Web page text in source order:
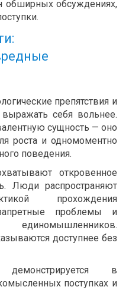
обширных обсуждениях,
препятствия и
себя вольнее.
сущность — оно
роста и одномоментно
поведения.
откровенное
Люди распространяют
прохождения
проблемы и
доступнее без
демонстрируется в
поступках и